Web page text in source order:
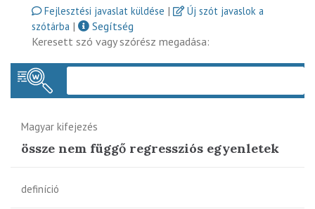
Fejlesztési javaslat küldése |
Új szót javaslok a
szótárba |
Segítség
Keresett szó vagy szórész megadása:
Magyar kifejezés
össze nem függő regressziós egyenletek
definíció